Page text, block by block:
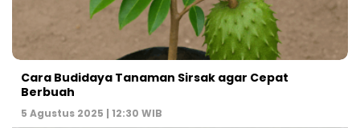
Cara Budidaya Tanaman Sirsak agar Cepat
Berbuah
5 Agustus 2025 | 12:30 WIB